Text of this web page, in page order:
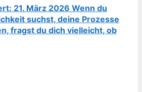
21. März 2026 Wenn du
suchst, deine Prozesse
fragst du dich vielleicht, ob